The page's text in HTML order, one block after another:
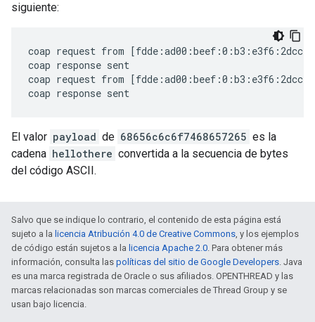
siguiente:
coap request from
coap response sent
coap request from
El valor payload de 68656c6c6f7468657265 es la
cadena hellothere convertida a la secuencia de bytes
del código ASCII.
Salvo que se indique lo contrario, el contenido de esta página está
sujeto a la licencia Atribución 4.0 de Creative Commons, y los ejemplos
de código están sujetos a la licencia Apache 2.0. Para obtener más
información, consulta las políticas del sitio de Google Developers. Java
es una marca registrada de Oracle o sus afiliados. OPENTHREAD y las
marcas relacionadas son marcas comerciales de Thread Group y se
usan bajo licencia.